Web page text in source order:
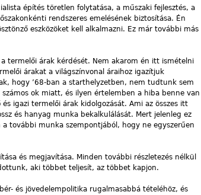
építés töretlen folytatása, a műszaki fejlesztés, a
rendszeres emelésének biztosítása. Én
eszközöket kell alkalmazni. Ez már további más
termelői árak kérdését. Nem akarom én itt ismételni
árakat a világszínvonal áraihoz igazítjuk
hogy ’68-ban a starthelyzetben, nem tudtunk sem
ok miatt, és ilyen értelemben a hiba benne van
igazi termelői árak kidolgozását. Ami az összes itt
és hanyag munka bekalkulálását. Mert jelenleg ez
további munka szempontjából, hogy ne egyszerűen
és megjavítása. Minden további részletezés nélkül
aki többet teljesít, az többet kapjon.
és jövedelempolitika rugalmasabbá tételéhöz, és